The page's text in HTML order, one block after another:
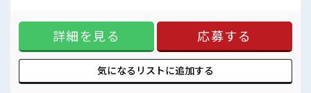
ON/OFFの切替もしやすい！
プアップできる環境です。「管理者にチャレンジしたい」
「キャリアアップを目指したい」という方におすすめのお仕
事です！ ■お仕事PR ≪経験者優遇≫ これまでの経験を活かし
ませんか？ ブランクがあっても大丈夫♪ 経験はちょっとだ
け…という方もOK！ ≪適度な残業でお給料UP≫ 残業は月20
時間未満で、 ほどよく稼げます♪ ≪完全週休二日制≫ 週末は
詳細を見る 応募する
気になるリストに追加する